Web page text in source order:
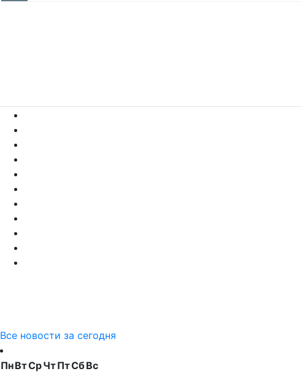
Все новости за сегодня
ПнВтСрЧтПтСбВс